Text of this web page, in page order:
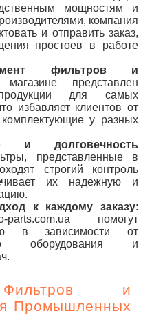
мощностям и
компания
и отправить заказ,
простоев в работе
фильтров и
представлен
для самых
избавляет клиентов от
комплектующие у разных
и долговечность
представленные в
строгий контроль
их надежную и
к каждому заказу:
помогут
в зависимости от
оборудования и
Фильтров и
Промышленных